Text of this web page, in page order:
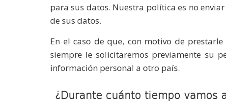
para sus datos. Nuestra política es no
de sus datos.
En el caso de que, con motivo de
siempre le solicitaremos previamente su
información personal a otro país.
¿Durante cuánto tiempo vamos